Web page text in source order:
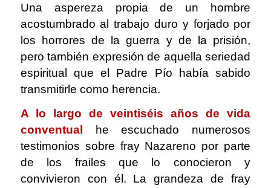
Una aspereza propia de un hombre
acostumbrado al trabajo duro y forjado por
los horrores de la guerra y de la prisión,
pero también expresión de aquella seriedad
espiritual que el Padre Pío había sabido
transmitirle como herencia.
A lo largo de veintiséis años de vida
conventual
he escuchado numerosos
testimonios sobre fray Nazareno por parte
de los frailes que lo conocieron y
convivieron con él. La grandeza de fray